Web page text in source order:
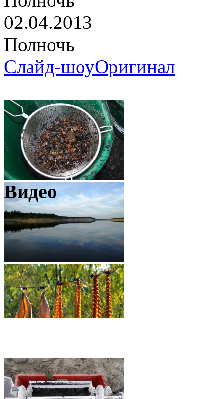
02.04.2013
Полночь
Слайд-шоуОригинал
Видео